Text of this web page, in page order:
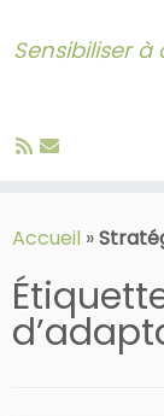
to
Sensibiliser
Accueil »